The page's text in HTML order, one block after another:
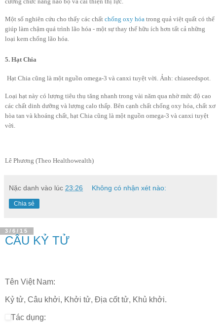
Một số nghiên cứu cho thấy các chất chống oxy hóa trong quả việt quất có thể
giúp làm chậm quá trình lão hóa - một sự thay thế hữu ích hơn tất cả những
loại kem chống lão hóa.
5. Hạt Chia
Hạt Chia cũng là một nguồn omega-3 và canxi tuyệt vời. Ảnh: chiaseedspot.
Loại hạt này có lượng tiêu thụ tăng nhanh trong vài năm qua nhờ mức độ cao
các chất dinh dưỡng và lượng calo thấp. Bên cạnh chất chống oxy hóa, chất xơ
hòa tan và khoáng chất, hạt Chia cũng là một nguồn omega-3 và canxi tuyệt
vời.
Lê Phương (Theo Healthowealth)
Nặc danh vào lúc 23:26 Không có nhận xét nào:
Chia sẻ
3/6/15
CÂU KỶ TỬ
Tên Việt Nam:
Kỷ tử, Câu khởi, Khởi tử, Địa cốt tử, Khủ khởi.
Tác dụng: